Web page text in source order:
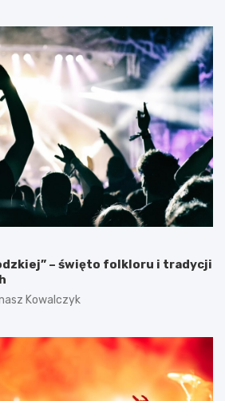
– święto folkloru i tradycji
Kowalczyk